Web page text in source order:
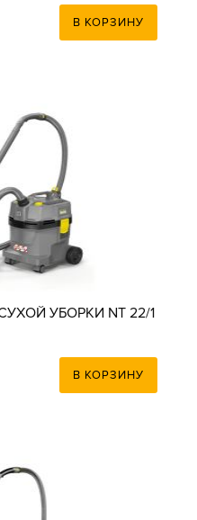
В КОРЗИНУ
УБОРКИ NT 22/1
В КОРЗИНУ